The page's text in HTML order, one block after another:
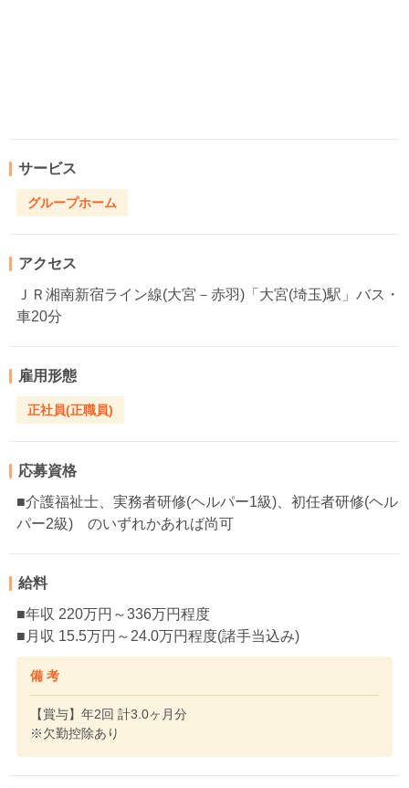
サービス
グループホーム
アクセス
ＪＲ湘南新宿ライン線(大宮－赤羽)「大宮(埼玉)駅」バス・
車20分
雇用形態
正社員(正職員)
応募資格
■介護福祉士、実務者研修(ヘルパー1級)、初任者研修(ヘル
パー2級) のいずれかあれば尚可
給料
■年収 220万円～336万円程度
■月収 15.5万円～24.0万円程度(諸手当込み)
備 考
【賞与】年2回 計3.0ヶ月分
※欠勤控除あり